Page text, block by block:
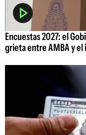
Encuestas 2027: el
grieta entre AMBA y